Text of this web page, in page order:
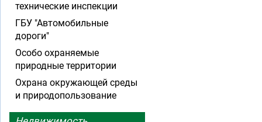
технические инспекции
ГБУ "Автомобильные
дороги"
Особо охраняемые
природные территории
Охрана окружающей среды
и природопользование